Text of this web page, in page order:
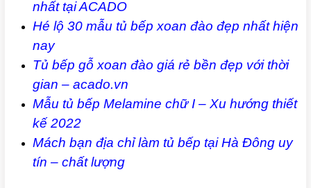
nhất tại ACADO
Hé lộ 30 mẫu tủ bếp xoan đào đẹp nhất hiện
nay
Tủ bếp gỗ xoan đào giá rẻ bền đẹp với thời
gian – acado.vn
Mẫu tủ bếp Melamine chữ I – Xu hướng thiết
kế 2022
Mách bạn địa chỉ làm tủ bếp tại Hà Đông uy
tín – chất lượng